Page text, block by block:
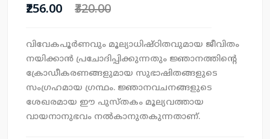
₹256.00 ₹320.00
വിവേകപൂർണവും മൂല്യാധിഷ്ഠിതവുമായ ജീവിതം
നയിക്കാൻ പ്രചോദിപ്പിക്കുന്നതും ജ്ഞാനത്തിന്റെ
ക്രോഡീകരണങ്ങളുമായ സുഭാഷിതങ്ങളുടെ
സംഗ്രഹമായ ഗ്രന്ഥം. ജ്ഞാനവചനങ്ങളുടെ
ശേഖരമായ ഈ പുസ്തകം മൂല്യവത്തായ
വായനാനുഭവം നൽകാനുതകുന്നതാണ്.